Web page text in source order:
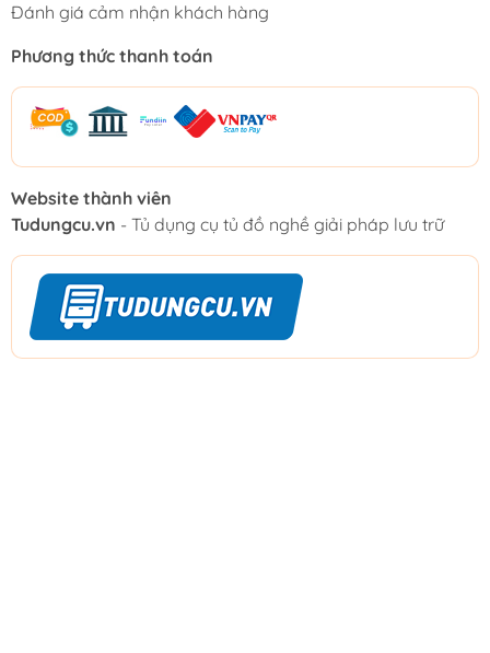
Đánh giá cảm nhận khách hàng
Phương thức thanh toán
Website thành viên
Tudungcu.vn - Tủ dụng cụ tủ đồ nghề giải pháp lưu trữ